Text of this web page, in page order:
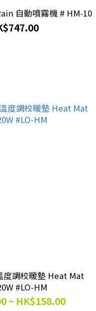
自動噴霧機 # HM-10
度調校暖墊 Heat Mat
#LO-HM
~ HK$158.00